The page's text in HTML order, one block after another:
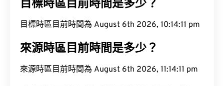
目標時區目前時間是多少？
目標時區目前時間為 August 6th 2026, 10:14:12 pm
來源時區目前時間是多少？
來源時區目前時間為 August 6th 2026, 11:14:12 pm